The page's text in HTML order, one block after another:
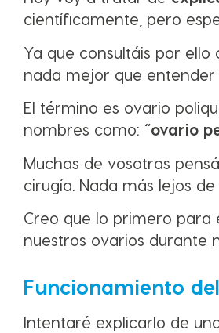
científicamente, pero
Ya que consultáis por
nada mejor que
El término es ovario
nombres como: “ovario
Muchas de vosotras
cirugía. Nada más lejos de
Creo que lo primero para
nuestros ovarios durante
Funcionamiento
Intentaré explicarlo de